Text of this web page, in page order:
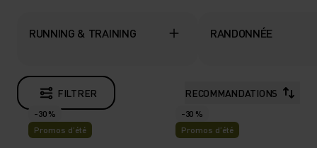
RUNNING & TRAINING RANDONNÉE
FILTRER RECOMMANDATIONS
-30 %
Promos d’été
-30 %
Promos d’été